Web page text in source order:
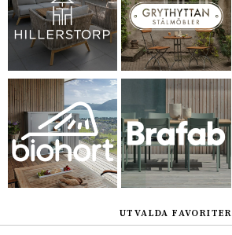
UTVALDA FAVORITER